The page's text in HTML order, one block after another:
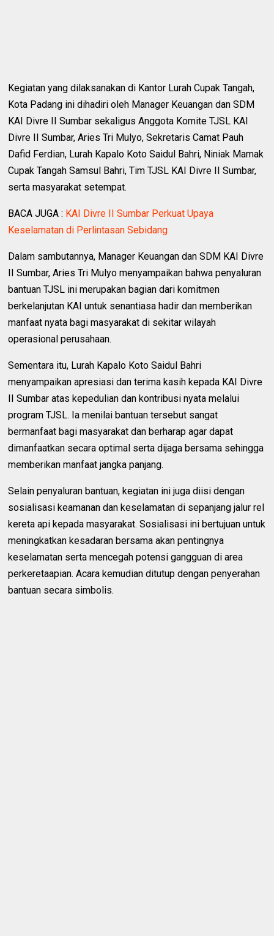
Kegiatan yang dilaksanakan di Kantor Lurah Cupak Tangah,
Kota Padang ini dihadiri oleh Manager Keuangan dan SDM
KAI Divre II Sumbar sekaligus Anggota Komite TJSL KAI
Divre II Sumbar, Aries Tri Mulyo, Sekretaris Camat Pauh
Dafid Ferdian, Lurah Kapalo Koto Saidul Bahri, Niniak Mamak
Cupak Tangah Samsul Bahri, Tim TJSL KAI Divre II Sumbar,
serta masyarakat setempat.
BACA JUGA : KAI Divre II Sumbar Perkuat Upaya
Keselamatan di Perlintasan Sebidang
Dalam sambutannya, Manager Keuangan dan SDM KAI Divre
II Sumbar, Aries Tri Mulyo menyampaikan bahwa penyaluran
bantuan TJSL ini merupakan bagian dari komitmen
berkelanjutan KAI untuk senantiasa hadir dan memberikan
manfaat nyata bagi masyarakat di sekitar wilayah
operasional perusahaan.
Sementara itu, Lurah Kapalo Koto Saidul Bahri
menyampaikan apresiasi dan terima kasih kepada KAI Divre
II Sumbar atas kepedulian dan kontribusi nyata melalui
program TJSL. Ia menilai bantuan tersebut sangat
bermanfaat bagi masyarakat dan berharap agar dapat
dimanfaatkan secara optimal serta dijaga bersama sehingga
memberikan manfaat jangka panjang.
Selain penyaluran bantuan, kegiatan ini juga diisi dengan
sosialisasi keamanan dan keselamatan di sepanjang jalur rel
kereta api kepada masyarakat. Sosialisasi ini bertujuan untuk
meningkatkan kesadaran bersama akan pentingnya
keselamatan serta mencegah potensi gangguan di area
perkeretaapian. Acara kemudian ditutup dengan penyerahan
bantuan secara simbolis.